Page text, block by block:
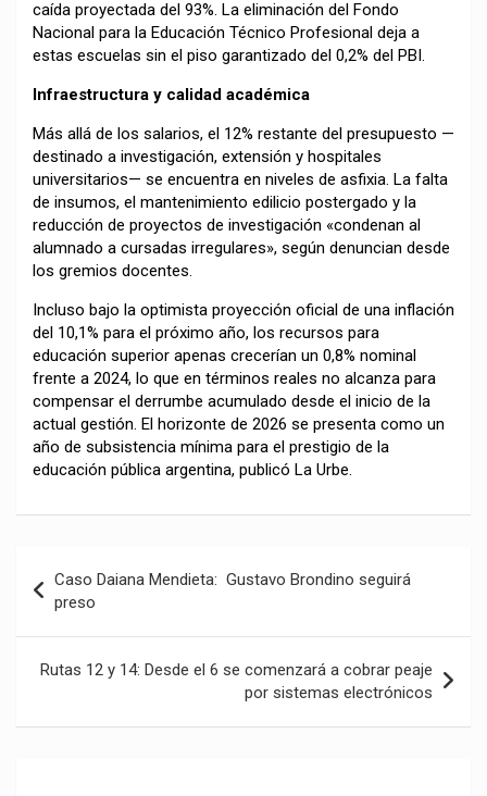
caída proyectada del 93%. La eliminación del Fondo
Nacional para la Educación Técnico Profesional deja a
estas escuelas sin el piso garantizado del 0,2% del PBI.
Infraestructura y calidad académica
Más allá de los salarios, el 12% restante del presupuesto —
destinado a investigación, extensión y hospitales
universitarios— se encuentra en niveles de asfixia. La falta
de insumos, el mantenimiento edilicio postergado y la
reducción de proyectos de investigación «condenan al
alumnado a cursadas irregulares», según denuncian desde
los gremios docentes.
Incluso bajo la optimista proyección oficial de una inflación
del 10,1% para el próximo año, los recursos para
educación superior apenas crecerían un 0,8% nominal
frente a 2024, lo que en términos reales no alcanza para
compensar el derrumbe acumulado desde el inicio de la
actual gestión. El horizonte de 2026 se presenta como un
año de subsistencia mínima para el prestigio de la
educación pública argentina, publicó La Urbe.
de
entradas
Caso Daiana Mendieta: Gustavo Brondino seguirá
preso
Rutas 12 y 14: Desde el 6 se comenzará a cobrar peaje
por sistemas electrónicos